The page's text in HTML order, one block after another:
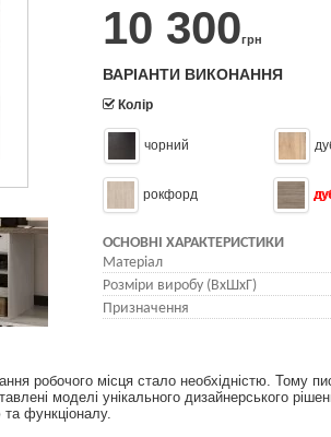
10 300грн
ВАРІАНТИ ВИКОНАННЯ
Колір
чорний
рокфорд
ОСНОВНІ ХАРАКТЕРИСТИКИ
Матеріал
Розміри виробу (ВхШхГ)
Призначення
робочого місця стало необхідністю. Тому
моделі унікального дизайнерського
функціоналу.